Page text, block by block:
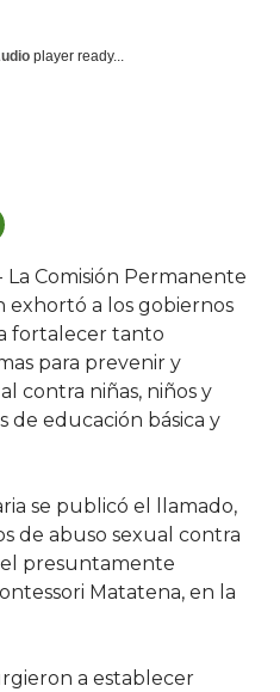
player ready...
La Comisión Permanente
exhortó a los gobiernos
fortalecer tanto
para prevenir y
contra niñas, niños y
de educación básica y
se publicó el llamado,
de abuso sexual contra
presuntamente
Matatena, en la
a establecer